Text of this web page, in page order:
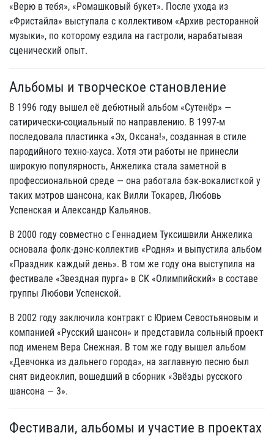
«Верю в тебя», «Ромашковый букет». После ухода из
«Фристайла» выступала с коллективом «Архив ресторанной
музыки», по которому ездила на гастроли, нарабатывая
сценический опыт.
Альбомы и творческое становление
В 1996 году вышел её дебютный альбом «Сутенёр» —
сатирически‑социальный по направлению. В 1997-м
последовала пластинка «Эх, Оксана!», созданная в стиле
пародийного техно‑хауса. Хотя эти работы не принесли
широкую популярность, Анжелика стала заметной в
профессиональной среде — она работала бэк‑вокалисткой у
таких мэтров шансона, как Вилли Токарев, Любовь
Успенская и Александр Кальянов.
В 2000 году совместно с Геннадием Туксишвили Анжелика
основала фолк‑дэнс‑коллектив «Родня» и выпустила альбом
«Праздник каждый день». В том же году она выступила на
фестивале «Звездная пурга» в СК «Олимпийский» в составе
группы Любови Успенской.
В 2002 году заключила контракт с Юрием Севостьяновым и
компанией «Русский шансон» и представила сольный проект
под именем Вера Снежная. В том же году вышел альбом
«Девчонка из дальнего города», на заглавную песню был
снят видеоклип, вошедший в сборник «Звёзды русского
шансона — 3».
Фестивали, альбомы и участие в проектах